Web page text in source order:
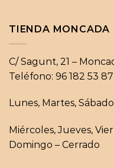
TIENDA MONCADA
C/ Sagunt, 21 –
Teléfono: 96 182 53 87
Lunes, Martes,
Miércoles, Jueves,
Domingo – Cerrado